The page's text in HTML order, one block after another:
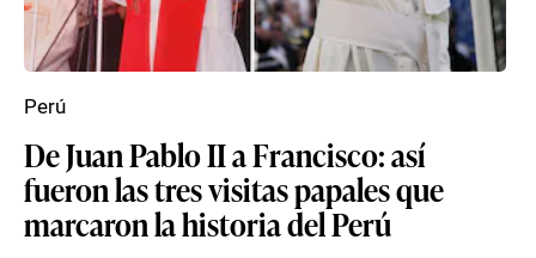
De Juan Pablo II a Francisco: así
fueron las tres visitas papales que
marcaron la historia del Perú
Perú